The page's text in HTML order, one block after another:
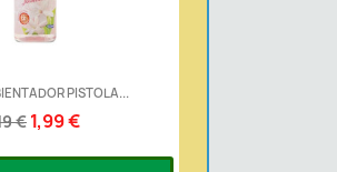
PISTOLA...
€ 1,99 €